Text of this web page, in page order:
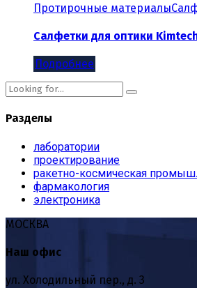
Протирочные материалы
Салфетки для оптики Kimtech
Подробнее
Разделы
лаборатории
проектирование
ракетно-космическая
фармакология
электроника
МОСКВА
Наш офис
ул. Холодильный пер., д. 3